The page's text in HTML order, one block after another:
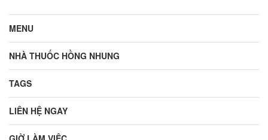
MENU
NHÀ THUỐC HỒNG NHUNG
TAGS
LIÊN HỆ NGAY